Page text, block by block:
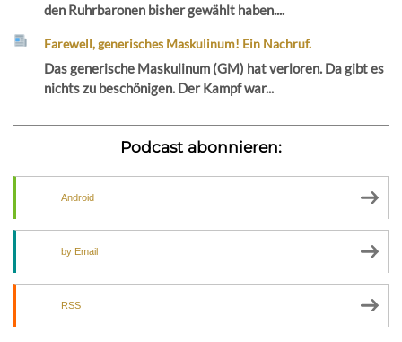
den Ruhrbaronen bisher gewählt haben....
Farewell, generisches Maskulinum! Ein Nachruf.
Das generische Maskulinum (GM) hat verloren. Da gibt es
nichts zu beschönigen. Der Kampf war...
Podcast abonnieren:
Android
by Email
RSS